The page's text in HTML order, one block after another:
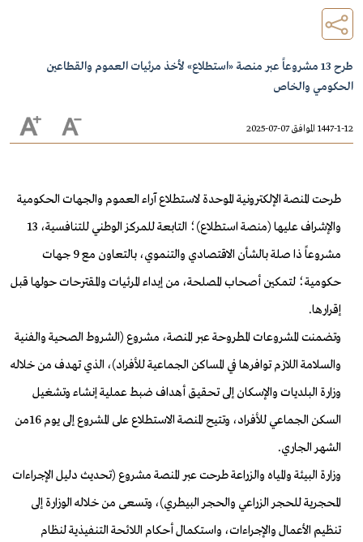
طرح 13 مشروعاً عبر منصة «استطلاع» لأخذ مرئيات العموم والقطاعين
الحكومي والخاص
1447-1-12 الموافق 07-07-2025
طرحت المنصة الإلكترونية الموحدة لاستطلاع آراء العموم والجهات الحكومية
والإشراف عليها (منصة استطلاع)؛ التابعة للمركز الوطني للتنافسية، 13
مشروعاً ذا صلة بالشأن الاقتصادي والتنموي، بالتعاون مع 9 جهات
حكومية؛ لتمكين أصحاب المصلحة، من إبداء المرئيات والمقترحات حولها قبل
إقرارها.
وتضمنت المشروعات المطروحة عبر المنصة، مشروع (الشروط الصحية والفنية
والسلامة اللازم توافرها في المساكن الجماعية للأفراد)، الذي تهدف من خلاله
وزارة البلديات والإسكان إلى تحقيق أهداف ضبط عملية إنشاء وتشغيل
السكن الجماعي للأفراد، وتتيح المنصة الاستطلاع على المشروع إلى يوم 16من
الشهر الجاري.
وزارة البيئة والمياه والزراعة طرحت عبر المنصة مشروع (تحديث دليل الإجراءات
المحجرية للحجر الزراعي والحجر البيطري)، وتسعى من خلاله الوزارة إلى
تنظيم الأعمال والإجراءات، واستكمال أحكام اللائحة التنفيذية لنظام